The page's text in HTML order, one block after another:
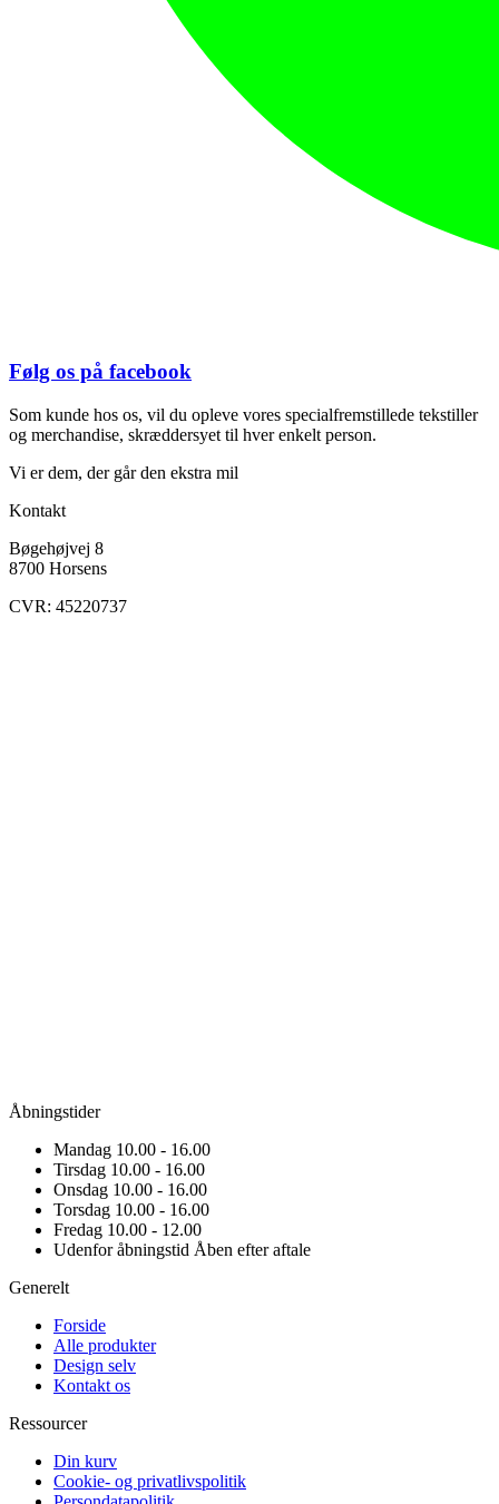
Følg os på facebook
Som kunde hos os, vil du opleve vores specialfremstillede tekstiller
og merchandise, skræddersyet til hver enkelt person.
Vi er dem, der går den ekstra mil
Kontakt
Bøgehøjvej 8
8700 Horsens
CVR: 45220737
Åbningstider
Mandag 10.00 - 16.00
Tirsdag 10.00 - 16.00
Onsdag 10.00 - 16.00
Torsdag 10.00 - 16.00
Fredag 10.00 - 12.00
Udenfor åbningstid Åben efter aftale
Generelt
Forside
Alle produkter
Design selv
Kontakt os
Ressourcer
Din kurv
Cookie- og privatlivspolitik